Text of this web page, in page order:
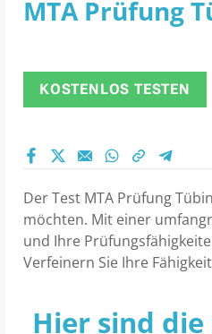
MTA Prüfung
KOSTENLOS TESTEN
Der Test MTA Prüfung
möchten. Mit einer
und Ihre
Verfeinern Sie Ihre
Hier sind